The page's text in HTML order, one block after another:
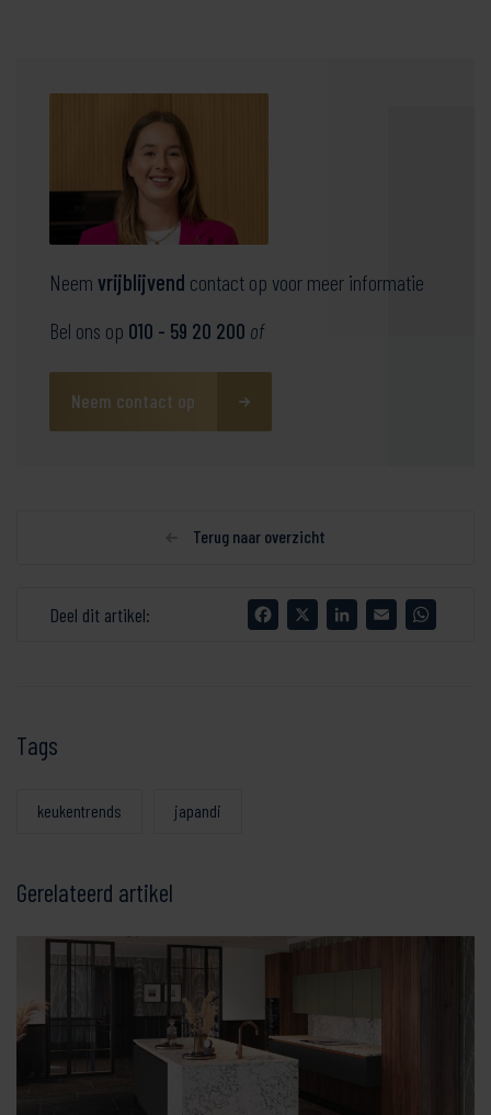
Neem vrijblijvend contact op voor meer informatie
Bel ons op 010 - 59 20 200 of
Neem contact op
Terug naar overzicht
Deel dit artikel: Facebook LinkedInEmail
Tags
keukentrends japandi
Gerelateerd artikel